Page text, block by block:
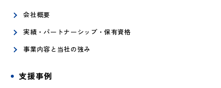
会社概要
実績・パートナーシップ・保有資格
事業内容と当社の強み
支援事例